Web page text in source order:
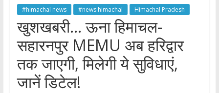
#himachal news #news himachal Himachal Pradesh
खुशखबरी… ऊना हिमाचल-
सहारनपुर MEMU अब हरिद्वार
तक जाएगी, मिलेगी ये सुविधाएं,
जानें डिटेल!